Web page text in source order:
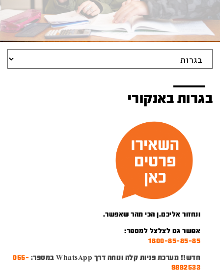
בגרות באנקורי
ונחזור אליכם.ן הכי מהר שאפשר.
אפשר גם לצלצל למספר:
1800-85-85-85
חדש!! מערכת פניות קלה ונוחה דרך WhatsApp במספר:
055-
9882533